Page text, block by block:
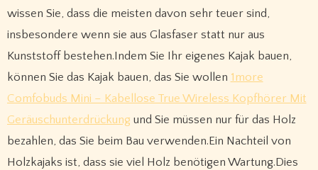
wissen Sie, dass die meisten davon sehr teuer sind,
insbesondere wenn sie aus Glasfaser statt nur aus
Kunststoff bestehen.Indem Sie Ihr eigenes Kajak bauen,
können Sie das Kajak bauen, das Sie wollen 1more
Comfobuds Mini – Kabellose True Wireless Kopfhörer Mit
Geräuschunterdrückung und Sie müssen nur für das Holz
bezahlen, das Sie beim Bau verwenden.Ein Nachteil von
Holzkajaks ist, dass sie viel Holz benötigen Wartung.Dies